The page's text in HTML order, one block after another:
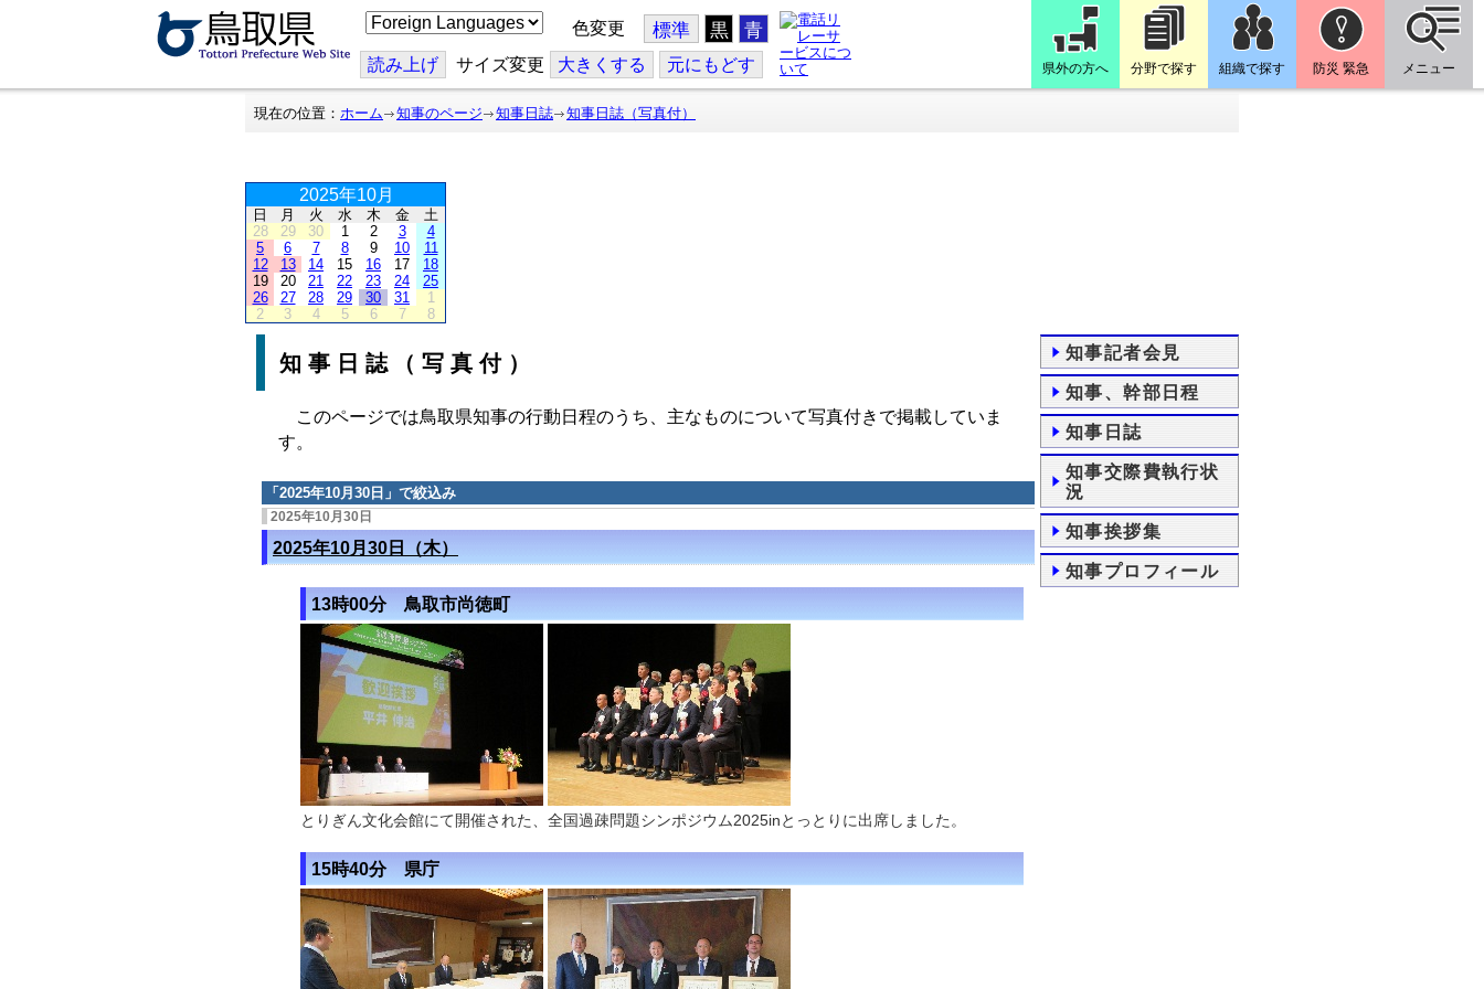
こ
の
ジ
を
翻
色変更 標準 黒 青
読み上げ サイズ変更 大きくする 元にもどす 県外の方へ 分野で探す 組織で探す 防災 緊急 メニュー
現在の位置： ホーム 知事のページ 知事日誌 知事日誌（写真付）
2025年10月
日 月 火 水 木 金
土
28
29 30 1 2 3
4
5
6 7 8 9 10
11
12
13 14 15 16 17
18
19
20 21 22 23 24
25
26
27 28 29 30 31
1
2
3 4 5 6 7 8
知事日誌（写真付）
このページでは鳥取県知事の行動日程のうち、主なものについて写真付きで掲載していま
す。
「 2025年10月30日 」で絞込み
2025年10月30日
2025年10月30日（木）
13時00分 鳥取市尚徳町
とりぎん文化会館にて開催された、全国過疎問題シンポジウム2025inとっとりに出席しました。
15時40分 県庁
知事記者会見
知事、幹部日程
知事日誌
知事交際費執行状
況
知事挨拶集
知事プロフィール